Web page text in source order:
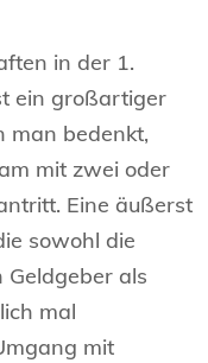
in der 1.
ein großartiger
man bedenkt,
mit zwei oder
Eine äußerst
sowohl die
Geldgeber als
mal
mit